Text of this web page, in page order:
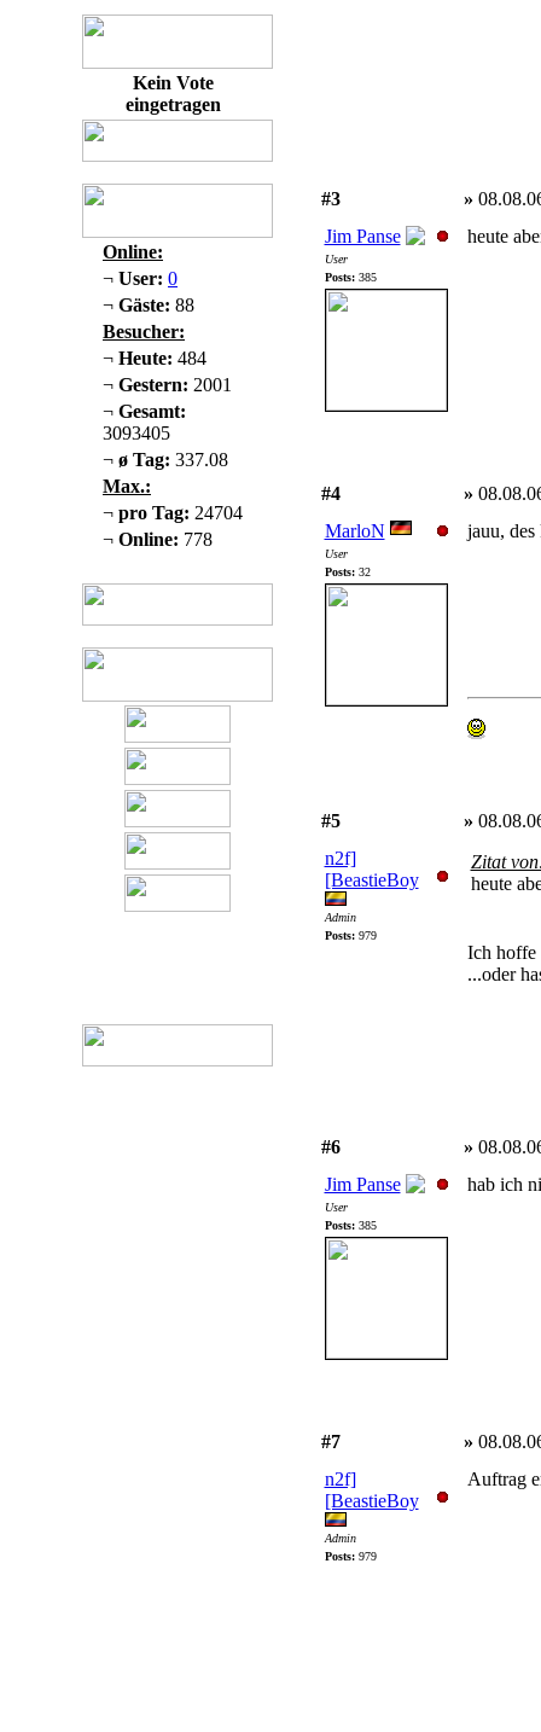
Kein Vote
eingetragen
Online:
¬ User: 0
¬ Gäste: 88
Besucher:
¬ Heute: 484
¬ Gestern: 2001
¬ Gesamt:
3093405
¬ ø Tag: 337.08
Max.:
¬ pro Tag: 24704
¬ Online: 778
#3 »
Jim Panse
User
Posts:385
heute
#4 »
MarloN
User
Posts:32
jauu, des
#5 »
n2f]
[BeastieBoy
Admin
Posts:979
Zitat
heute
Ich hoffe
...oder
#6 »
Jim Panse
User
Posts:385
hab ich
#7 »
n2f]
[BeastieBoy
Admin
Posts:979
Auftrag